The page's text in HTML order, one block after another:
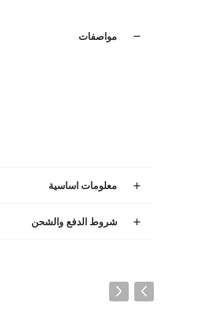
مواصفات
معلومات اساسية
شروط الدفع والشحن